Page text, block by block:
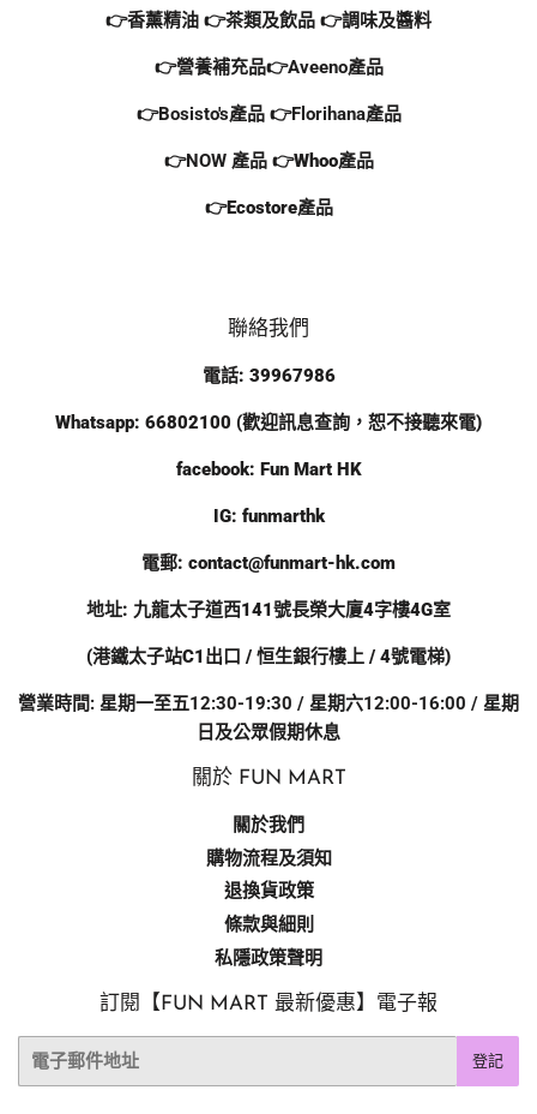
👉香薰精油 👉茶類及飲品 👉調味及醬料
👉營養補充品👉Aveeno產品
👉Bosisto's產品 👉Florihana產品
👉NOW 產品 👉Whoo產品
👉Ecostore產品
聯絡我們
電話: 39967986
Whatsapp: 66802100 (歡迎訊息查詢，恕不接聽來電)
facebook: Fun Mart HK
IG: funmarthk
電郵: contact@funmart-hk.com
地址: 九龍太子道西141號長榮大廈4字樓4G室
(港鐵太子站C1出口 / 恒生銀行樓上 / 4號電梯)
營業時間: 星期一至五12:30-19:30 / 星期六12:00-16:00 / 星期
日及公眾假期休息
關於 FUN MART
關於我們
購物流程及須知
退換貨政策
條款與細則
私隱政策聲明
訂閱【FUN MART 最新優惠】電子報
電
登記